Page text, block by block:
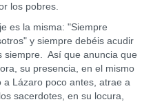
los pobres.
la misma: "Siempre
y siempre debéis acudir
Así que anuncia que
su presencia, en el mismo
a Lázaro poco antes, atrae a
sacerdotes, en su locura,